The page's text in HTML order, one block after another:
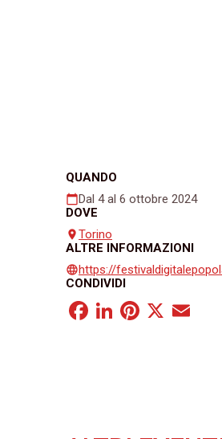
QUANDO
calendar_todayDal 4 al 6 ottobre 2024
DOVE
placeTorino
ALTRE INFORMAZIONI
languagehttps://
CONDIVIDI
Facebook
LinkedIn
X